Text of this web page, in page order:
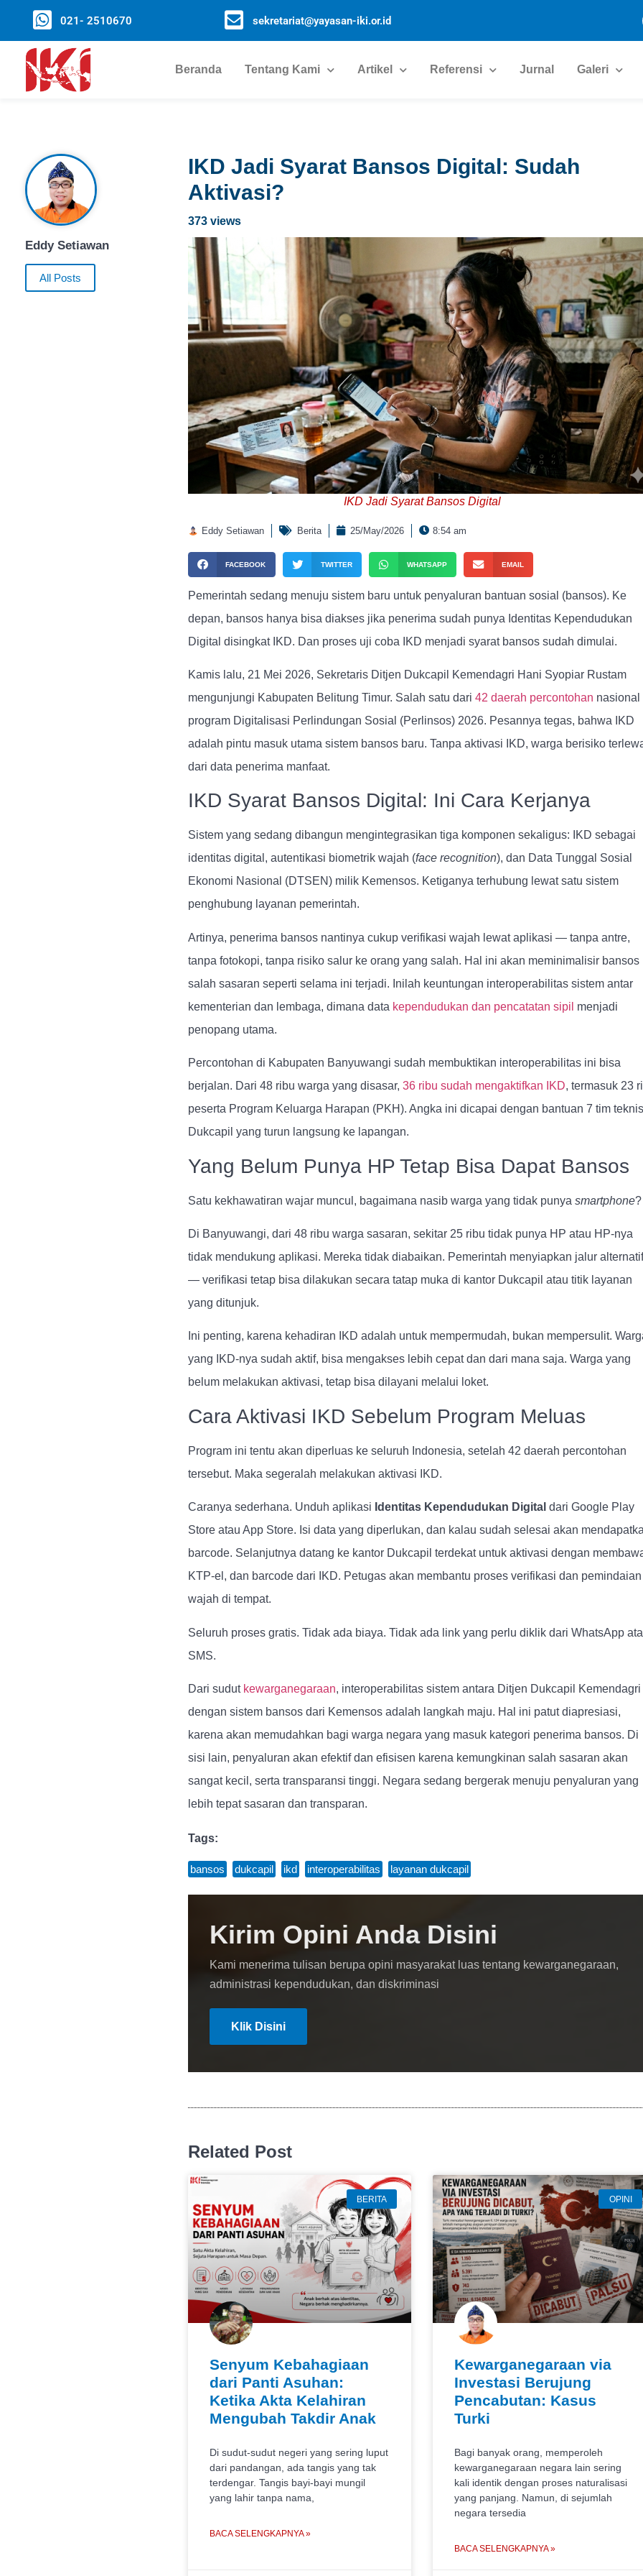
021- 2510670 sekretariat@yayasan-iki.or.id
Beranda Tentang Kami Artikel Referensi Jurnal Galeri
Eddy Setiawan
All Posts
IKD Jadi Syarat Bansos Digital: Sudah
Aktivasi?
373 views
IKD Jadi Syarat Bansos Digital
Eddy Setiawan Berita 25/May/2026 8:54 am
FACEBOOK TWITTER WHATSAPP EMAIL
Pemerintah sedang menuju sistem baru untuk penyaluran bantuan sosial (bansos). Ke
depan, bansos hanya bisa diakses jika penerima sudah punya Identitas Kependudukan
Digital disingkat IKD. Dan proses uji coba IKD menjadi syarat bansos sudah dimulai.
Kamis lalu, 21 Mei 2026, Sekretaris Ditjen Dukcapil Kemendagri Hani Syopiar Rustam
mengunjungi Kabupaten Belitung Timur. Salah satu dari 42 daerah percontohan nasional
program Digitalisasi Perlindungan Sosial (Perlinsos) 2026. Pesannya tegas, bahwa IKD
adalah pintu masuk utama sistem bansos baru. Tanpa aktivasi IKD, warga berisiko
dari data penerima manfaat.
IKD Syarat Bansos Digital: Ini Cara Kerjanya
Sistem yang sedang dibangun mengintegrasikan tiga komponen sekaligus: IKD sebagai
identitas digital, autentikasi biometrik wajah (face recognition), dan Data Tunggal Sosial
Ekonomi Nasional (DTSEN) milik Kemensos. Ketiganya terhubung lewat satu sistem
penghubung layanan pemerintah.
Artinya, penerima bansos nantinya cukup verifikasi wajah lewat aplikasi — tanpa antre,
tanpa fotokopi, tanpa risiko salur ke orang yang salah. Hal ini akan meminimalisir bansos
salah sasaran seperti selama ini terjadi. Inilah keuntungan interoperabilitas sistem antar
kementerian dan lembaga, dimana data kependudukan dan pencatatan sipil menjadi
penopang utama.
Percontohan di Kabupaten Banyuwangi sudah membuktikan interoperabilitas ini bisa
berjalan. Dari 48 ribu warga yang disasar, 36 ribu sudah mengaktifkan IKD, termasuk 23
peserta Program Keluarga Harapan (PKH). Angka ini dicapai dengan bantuan 7 tim teknis
Dukcapil yang turun langsung ke lapangan.
Yang Belum Punya HP Tetap Bisa Dapat Bansos
Satu kekhawatiran wajar muncul, bagaimana nasib warga yang tidak punya smartphone?
Di Banyuwangi, dari 48 ribu warga sasaran, sekitar 25 ribu tidak punya HP atau HP-nya
tidak mendukung aplikasi. Mereka tidak diabaikan. Pemerintah menyiapkan jalur alternatif
— verifikasi tetap bisa dilakukan secara tatap muka di kantor Dukcapil atau titik layanan
yang ditunjuk.
Ini penting, karena kehadiran IKD adalah untuk mempermudah, bukan mempersulit.
yang IKD-nya sudah aktif, bisa mengakses lebih cepat dan dari mana saja. Warga yang
belum melakukan aktivasi, tetap bisa dilayani melalui loket.
Cara Aktivasi IKD Sebelum Program Meluas
Program ini tentu akan diperluas ke seluruh Indonesia, setelah 42 daerah percontohan
tersebut. Maka segeralah melakukan aktivasi IKD.
Caranya sederhana. Unduh aplikasi Identitas Kependudukan Digital dari Google Play
Store atau App Store. Isi data yang diperlukan, dan kalau sudah selesai akan
barcode. Selanjutnya datang ke kantor Dukcapil terdekat untuk aktivasi dengan
KTP-el, dan barcode dari IKD. Petugas akan membantu proses verifikasi dan pemindaian
wajah di tempat.
Seluruh proses gratis. Tidak ada biaya. Tidak ada link yang perlu diklik dari WhatsApp
SMS.
Dari sudut kewarganegaraan, interoperabilitas sistem antara Ditjen Dukcapil Kemendagri
dengan sistem bansos dari Kemensos adalah langkah maju. Hal ini patut diapresiasi,
karena akan memudahkan bagi warga negara yang masuk kategori penerima bansos. Di
sisi lain, penyaluran akan efektif dan efisisen karena kemungkinan salah sasaran akan
sangat kecil, serta transparansi tinggi. Negara sedang bergerak menuju penyaluran yang
lebih tepat sasaran dan transparan.
Tags:
bansos dukcapil ikd interoperabilitas layanan dukcapil
Kirim Opini Anda Disini
Kami menerima tulisan berupa opini masyarakat luas tentang kewarganegaraan,
administrasi kependudukan, dan diskriminasi
Klik Disini
Related Post
BERITA
Senyum Kebahagiaan
dari Panti Asuhan:
Ketika Akta Kelahiran
Mengubah Takdir Anak
Di sudut-sudut negeri yang sering luput
dari pandangan, ada tangis yang tak
terdengar. Tangis bayi-bayi mungil
yang lahir tanpa nama,
BACA SELENGKAPNYA »
OPINI
Kewarganegaraan via
Investasi Berujung
Pencabutan: Kasus
Turki
Bagi banyak orang, memperoleh
kewarganegaraan negara lain sering
kali identik dengan proses naturalisasi
yang panjang. Namun, di sejumlah
negara tersedia
BACA SELENGKAPNYA »